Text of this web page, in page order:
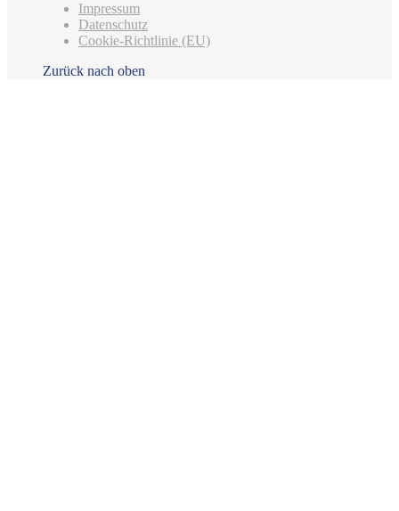
Impressum
Datenschutz
Cookie-Richtlinie (EU)
Zurück nach oben